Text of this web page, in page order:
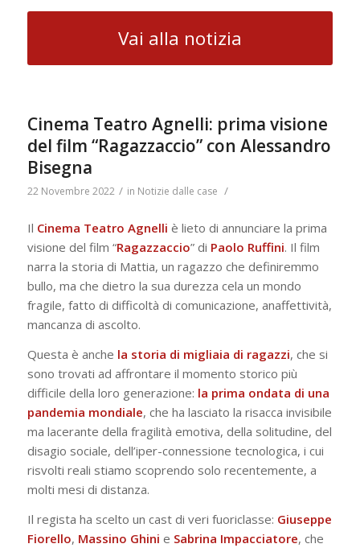
Vai alla notizia
Cinema Teatro Agnelli: prima visione
del film “Ragazzaccio” con Alessandro
Bisegna
22 Novembre 2022 / in Notizie dalle case /
Il Cinema Teatro Agnelli è lieto di annunciare la prima
visione del film “Ragazzaccio” di Paolo Ruffini. Il film
narra la storia di Mattia, un ragazzo che definiremmo
bullo, ma che dietro la sua durezza cela un mondo
fragile, fatto di difficoltà di comunicazione, anaffettività,
mancanza di ascolto.
Questa è anche la storia di migliaia di ragazzi, che si
sono trovati ad affrontare il momento storico più
difficile della loro generazione: la prima ondata di una
pandemia mondiale, che ha lasciato la risacca invisibile
ma lacerante della fragilità emotiva, della solitudine, del
disagio sociale, dell’iper-connessione tecnologica, i cui
risvolti reali stiamo scoprendo solo recentemente, a
molti mesi di distanza.
Il regista ha scelto un cast di veri fuoriclasse: Giuseppe
Fiorello, Massino Ghini e Sabrina Impacciatore, che